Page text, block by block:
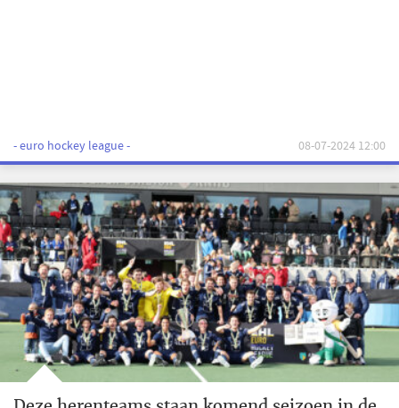
- euro hockey league - 08-07-2024 12:00